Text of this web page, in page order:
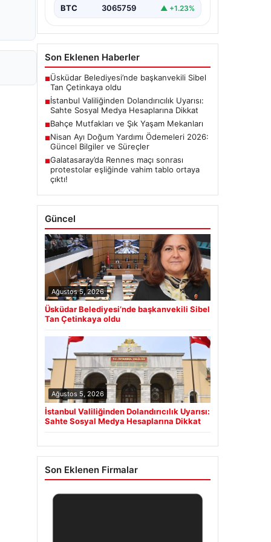
BTC 3065759 ▲ +1.23%
Son Eklenen Haberler
■Üsküdar Belediyesi’nde başkanvekili Sibel
Tan Çetinkaya oldu
■İstanbul Valiliğinden Dolandırıcılık Uyarısı:
Sahte Sosyal Medya Hesaplarına Dikkat
■Bahçe Mutfakları ve Şık Yaşam Mekanları
■Nisan Ayı Doğum Yardımı Ödemeleri 2026:
Güncel Bilgiler ve Süreçler
■Galatasaray’da Rennes maçı sonrası
protestolar eşliğinde vahim tablo ortaya
çıktı!
Güncel
Ağustos 5, 2026
Üsküdar Belediyesi’nde başkanvekili Sibel
Tan Çetinkaya oldu
Ağustos 5, 2026
İstanbul Valiliğinden Dolandırıcılık Uyarısı:
Sahte Sosyal Medya Hesaplarına Dikkat
Son Eklenen Firmalar